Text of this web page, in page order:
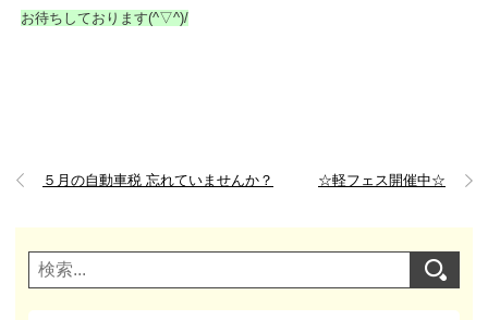
お待ちしております(^▽^)/
☆軽フェス開催中☆
５月の自動車税 忘れていませんか？